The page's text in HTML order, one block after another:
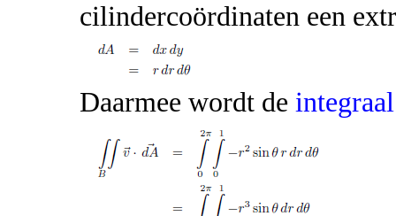
cilindercoördinaten een
Daarmee wordt de integraal